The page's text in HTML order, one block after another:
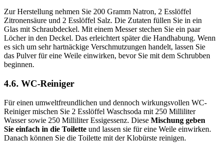
Zur Herstellung nehmen Sie 200 Gramm Natron, 2 Esslöffel
Zitronensäure und 2 Esslöffel Salz. Die Zutaten füllen Sie in ein
Glas mit Schraubdeckel. Mit einem Messer stechen Sie ein paar
Löcher in den Deckel. Das erleichtert später die Handhabung. Wenn
es sich um sehr hartnäckige Verschmutzungen handelt, lassen Sie
das Pulver für eine Weile einwirken, bevor Sie mit dem Schrubben
beginnen.
4.6. WC-Reiniger
Für einen umweltfreundlichen und dennoch wirkungsvollen WC-
Reiniger mischen Sie 2 Esslöffel Waschsoda mit 250 Milliliter
Wasser sowie 250 Milliliter Essigessenz. Diese Mischung geben
Sie einfach in die Toilette und lassen sie für eine Weile einwirken.
Danach können Sie die Toilette mit der Klobürste reinigen.